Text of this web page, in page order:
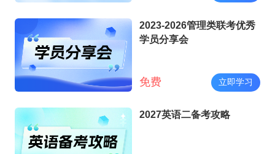
2023-2026管理类联考优秀
学员分享会
免费 立即学习
2027英语二备考攻略